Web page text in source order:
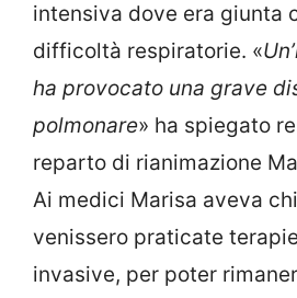
intensiva dove era giunta
difficoltà respiratorie. «
ha provocato una grave
polmonare» ha spiegato
reparto di rianimazione
Ai medici Marisa aveva
venissero praticate
invasive, per poter